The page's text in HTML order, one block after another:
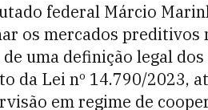
federal Márcio
os mercados preditivos
uma definição legal
da Lei nº 14.790/2023,
em regime de